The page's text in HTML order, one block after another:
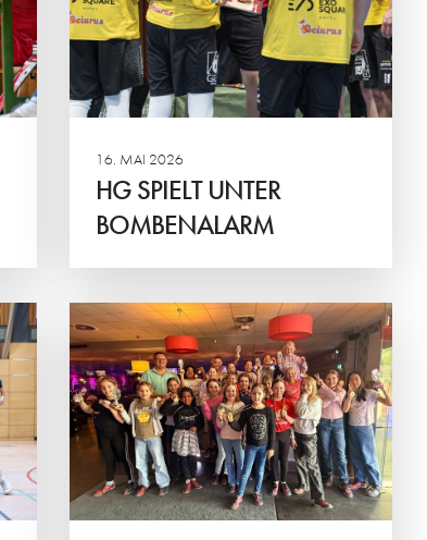
16. MAI 2026
HG SPIELT UNTER
BOMBENALARM